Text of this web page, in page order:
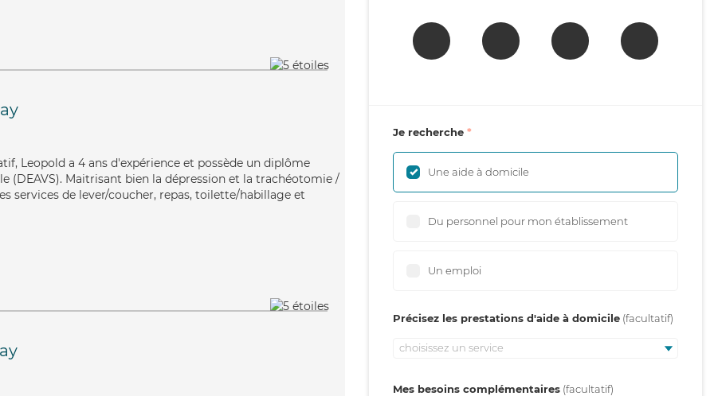
Leopold a 4 ans d'expérience et possède un diplôme
(DEAVS). Maitrisant bien la dépression et la trachéotomie /
services de lever/coucher, repas, toilette/habillage et
Je recherche
Une aide à domicile
Du personnel pour mon établissement
Un emploi
Précisez les prestations d'aide à domicile
choisissez un service
Mes besoins complémentaires